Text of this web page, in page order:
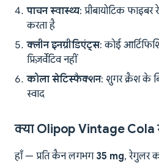
पाचन स्वास्थ्य: प्रीबायोटिक
करता है
क्लीन इनग्रीडिएंट्स: कोई
प्रिज़र्वेटिव नहीं
कोला सेटिस्फैक्शन: शुगर क्रैश के
स्वाद
क्या Olipop Vintage
हाँ — प्रति कैन लगभग 35 mg, रेगुलर